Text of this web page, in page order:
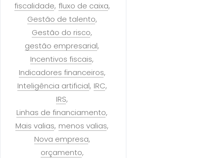
fiscalidade fluxo de caixa
Gestão de talento
Gestão do risco
gestão empresarial
Incentivos fiscais
Indicadores financeiros
Inteligência artificial IRC
IRS
Linhas de financiamento
Mais valias menos valias
Nova empresa
orçamento